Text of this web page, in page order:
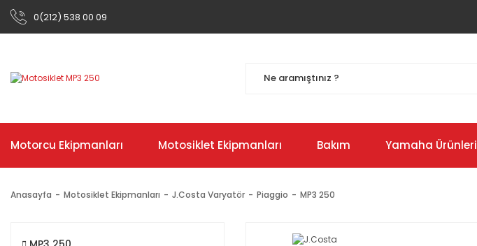
0(212) 538 00 09
Motorcu Ekipmanları Motosiklet Ekipmanları Bakım Yamaha Ürünleri
Anasayfa Motosiklet Ekipmanları J.Costa Varyatör Piaggio MP3 250